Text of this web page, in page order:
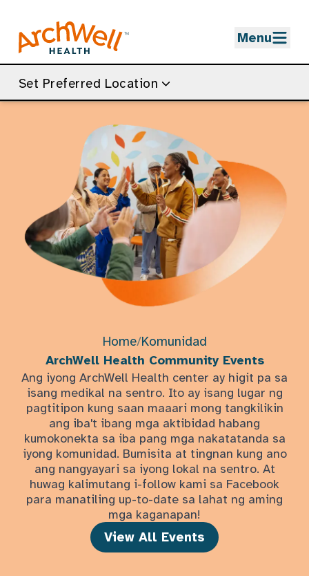
Set Preferred Location
Home/Komunidad
ArchWell Health Community Events
Ang iyong ArchWell Health center ay higit pa sa
isang medikal na sentro. Ito ay isang lugar ng
pagtitipon kung saan maaari mong tangkilikin
ang iba't ibang mga aktibidad habang
kumokonekta sa iba pang mga nakatatanda sa
iyong komunidad. Bumisita at tingnan kung ano
ang nangyayari sa iyong lokal na sentro. At
huwag kalimutang i-follow kami sa Facebook
para manatiling up-to-date sa lahat ng aming
mga kaganapan!
View All Events